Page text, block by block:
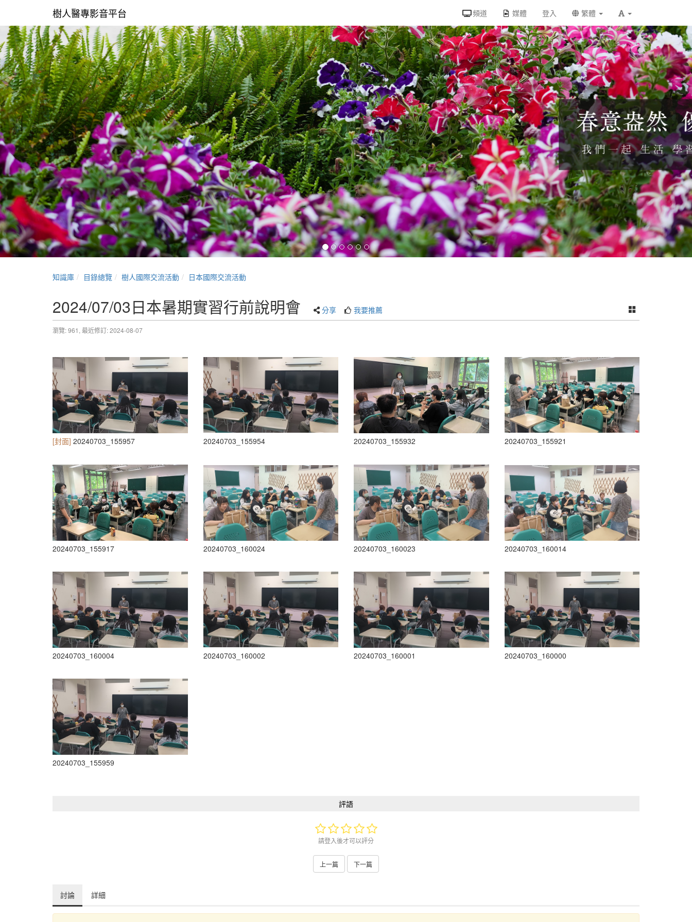
樹人醫專影音平台 頻道 媒體 登入 繁體
知識庫 目錄總覽 樹人國際交流活動 日本國際交流活動
2024/07/03日本暑期實習行前說明會 分享 我要推薦
瀏覽: 961, 最近修訂: 2024-08-07
[封面] 20240703_155957 20240703_155954 20240703_155932 20240703_155921
20240703_155917 20240703_160024 20240703_160023 20240703_160014
20240703_160004 20240703_160002 20240703_160001 20240703_160000
20240703_155959
評語
請登入後才可以評分
上一篇 下一篇
討論 詳細